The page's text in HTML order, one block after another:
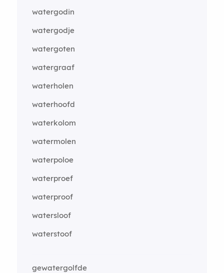
watergodin
watergodje
watergoten
watergraaf
waterholen
waterhoofd
waterkolom
watermolen
waterpoloe
waterproef
waterproof
watersloof
waterstoof
gewatergolfde